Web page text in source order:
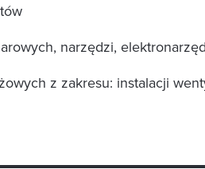
narzędzi,
z zakresu: instalacji